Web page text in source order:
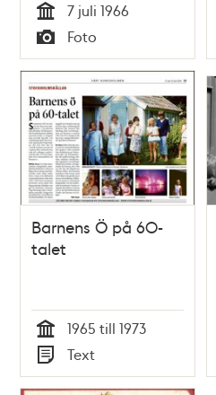
Tid
7 juli 1966
Typ
Foto
Barnens Ö på 60-
talet
Tid
1965 till 1973
Typ
Text